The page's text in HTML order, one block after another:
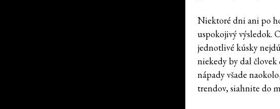
Niektoré dni ani po
uspokojivý výsledok.
jednotlivé kúsky
niekedy by dal človek
nápady všade
trendov, siahnite do